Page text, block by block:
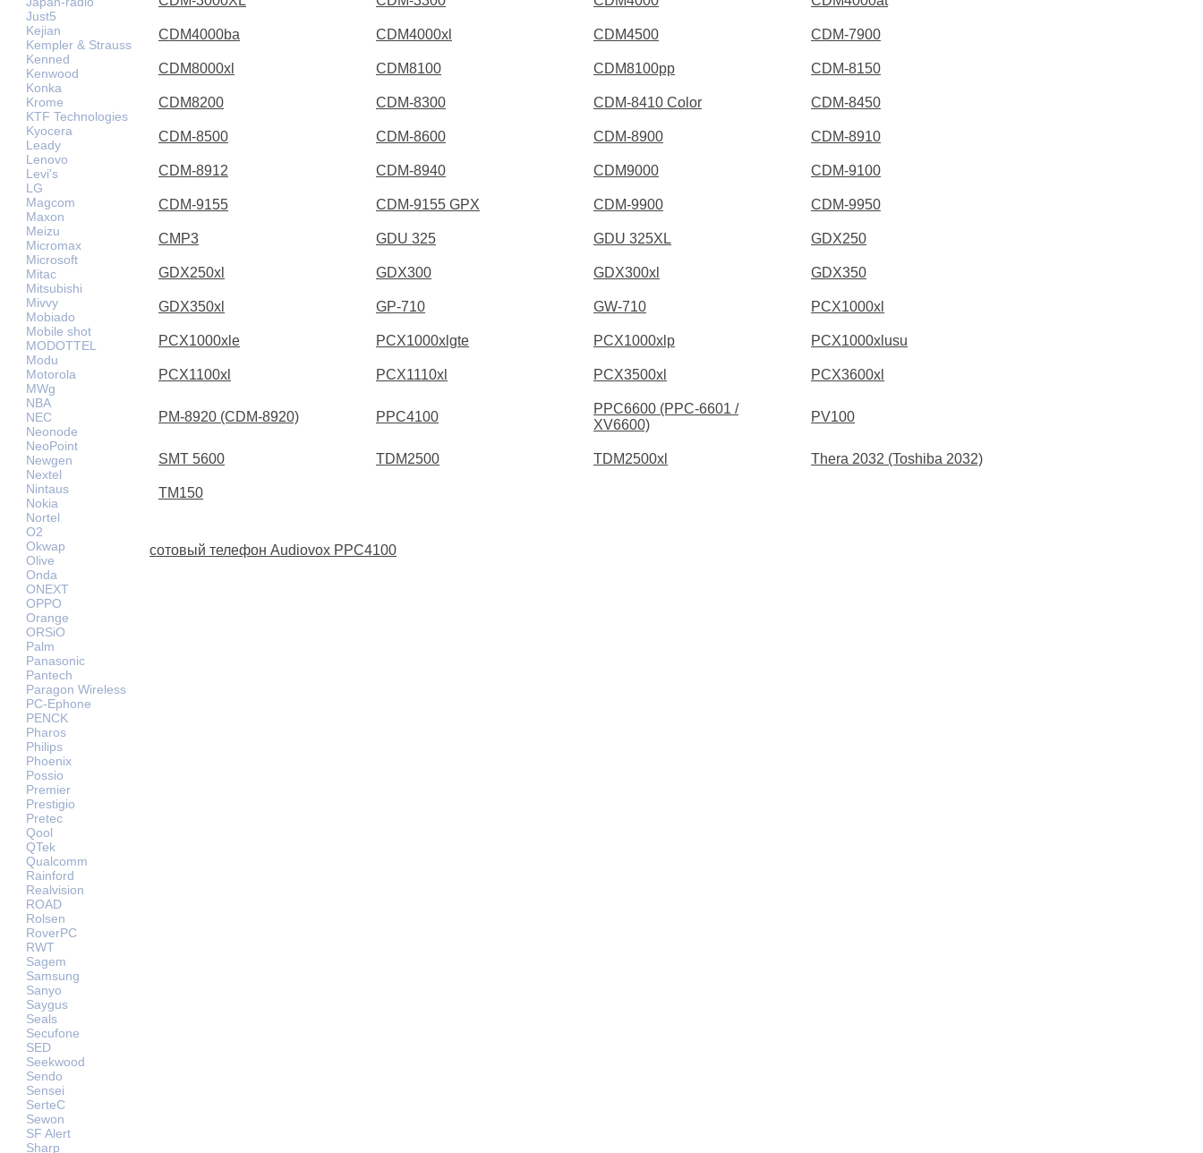
Just5
Kejian
Kempler & Strauss
Kenned
Kenwood
Konka
Krome
KTF Technologies
Kyocera
Leady
Lenovo
Levi's
LG
Magcom
Maxon
Meizu
Micromax
Microsoft
Mitac
Mitsubishi
Mivvy
Mobiado
Mobile shot
MODOTTEL
Modu
Motorola
MWg
NBA
NEC
Neonode
NeoPoint
Newgen
Nextel
Nintaus
Nokia
Nortel
O2
Okwap
Olive
Onda
ONEXT
OPPO
Orange
ORSiO
Palm
Panasonic
Pantech
Paragon Wireless
PC-Ephone
PENCK
Pharos
Philips
Phoenix
Possio
Premier
Prestigio
Pretec
Qool
QTek
Qualcomm
Rainford
Realvision
ROAD
Rolsen
RoverPC
RWT
Sagem
Samsung
Sanyo
Saygus
Seals
Secufone
SED
Seekwood
Sendo
Sensei
SerteC
Sewon
SF Alert
Sharp
CDM4000ba CDM4000xl CDM4500 CDM-7900
CDM8000xl CDM8100 CDM8100pp CDM-8150
CDM8200 CDM-8300 CDM-8410 Color CDM-8450
CDM-8500 CDM-8600 CDM-8900 CDM-8910
CDM-8912 CDM-8940 CDM9000 CDM-9100
CDM-9155 CDM-9155 GPX CDM-9900 CDM-9950
CMP3 GDU 325 GDU 325XL GDX250
GDX250xl GDX300 GDX300xl GDX350
GDX350xl GP-710 GW-710 PCX1000xl
PCX1000xle PCX1000xlgte PCX1000xlp PCX1000xlusu
PCX1100xl PCX1110xl PCX3500xl PCX3600xl
PM-8920 (CDM-8920) PPC4100
PPC6600 (PPC-6601 /
XV6600)
PV100
SMT 5600 TDM2500 TDM2500xl Thera 2032 (Toshiba 2032)
TM150
сотовый телефон Audiovox PPC4100